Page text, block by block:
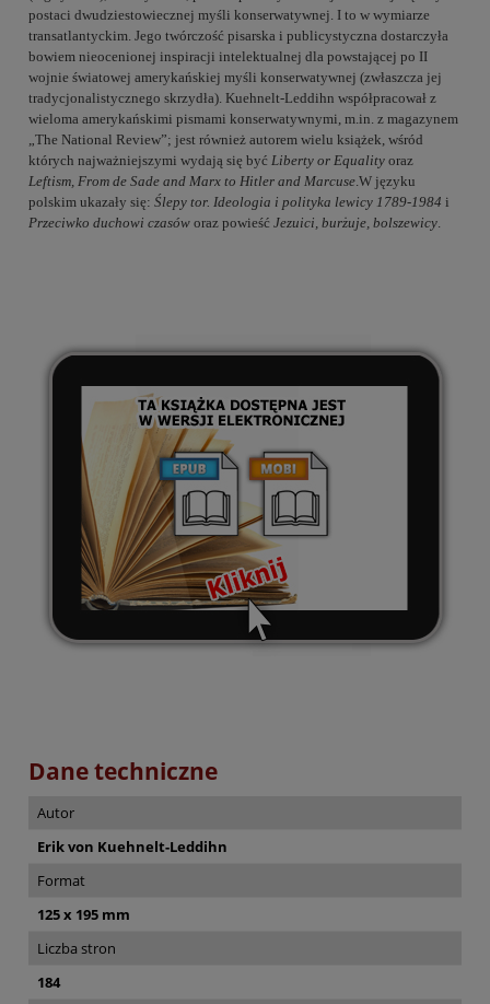
postaci dwudziestowiecznej myśli konserwatywnej. I to w wymiarze
transatlantyckim. Jego twórczość pisarska i publicystyczna dostarczyła
bowiem nieocenionej inspiracji intelektualnej dla powstającej po II
wojnie światowej amerykańskiej myśli konserwatywnej (zwłaszcza jej
tradycjonalistycznego skrzydła). Kuehnelt-Leddihn współpracował z
wieloma amerykańskimi pismami konserwatywnymi, m.in. z magazynem
„The National Review”; jest również autorem wielu książek, wśród
których najważniejszymi wydają się być Liberty or Equality oraz
Leftism, From de Sade and Marx to Hitler and Marcuse .W języku
polskim ukazały się: Ślepy tor. Ideologia i polityka lewicy 1789-1984 i
Przeciwko duchowi czasów oraz powieść Jezuici, burżuje, bolszewicy
Dane techniczne
Autor
Erik von Kuehnelt-Leddihn
Format
125 x 195 mm
Liczba stron
184